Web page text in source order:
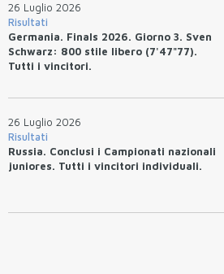
26 Luglio 2026
Risultati
Germania. Finals 2026. Giorno 3. Sven
Schwarz: 800 stile libero (7'47"77).
Tutti i vincitori.
26 Luglio 2026
Risultati
Russia. Conclusi i Campionati nazionali
juniores. Tutti i vincitori individuali.